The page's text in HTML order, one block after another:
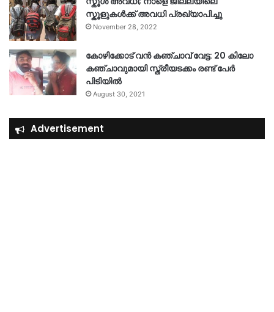
സ്കൂളുകൾക്ക് അവധി പ്രഖ്യാപിച്ചു
November 28, 2022
കോഴിക്കോട് വൻ കഞ്ചാവ് വേട്ട: 20 കിലോ
കഞ്ചാവുമായി സ്ത്രീയടക്കം രണ്ട് പേർ
പിടിയിൽ
August 30, 2021
Advertisement